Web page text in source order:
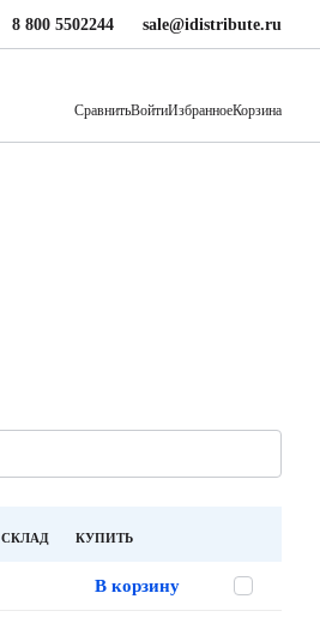
8 800 5502244 sale@idistribute.ru
СравнитьВойтиИзбранноеКорзина
СКЛАД КУПИТЬ
В корзину